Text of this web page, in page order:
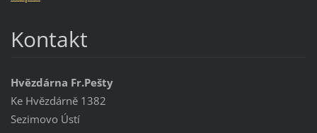
Kontakt
Hvězdárna Fr.Pešty
Ke Hvězdárně 1382
Sezimovo Ústí